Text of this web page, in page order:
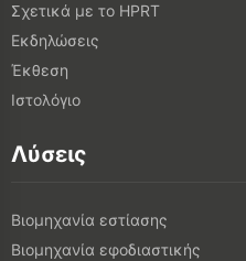
Σχετικά με το HPRT
Εκδηλώσεις
Έκθεση
Ιστολόγιο
Λύσεις
Βιομηχανία εστίασης
Βιομηχανία εφοδιαστικής